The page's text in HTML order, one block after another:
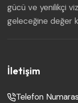
gücü ve yenilikçi
geleceğine değer
İletişim
Telefon